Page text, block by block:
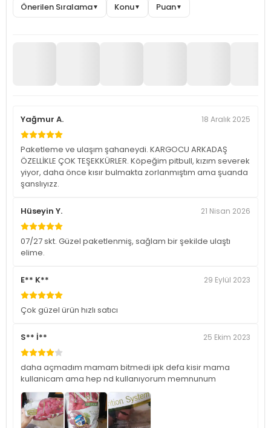
Önerilen Sıralama▼ Konu▼ Puan▼
Yağmur A. 18 Aralık 2025
Paketleme ve ulaşım şahaneydi. KARGOCU ARKADAŞ
ÖZELLİKLE ÇOK TEŞEKKÜRLER. Köpeğim pitbull, kızım severek
yiyor, daha önce kısır bulmakta zorlanmıştım ama şuanda
şanslıyızz.
Hüseyin Y. 21 Nisan 2026
07/27 skt. Güzel paketlenmiş, sağlam bir şekilde ulaştı
elime.
E** K** 29 Eylül 2023
Çok güzel ürün hızlı satıcı
S** İ** 25 Ekim 2023
daha açmadım mamam bitmedi ipk defa kisir mama
kullanicam ama hep nd kullanıyorum memnunum